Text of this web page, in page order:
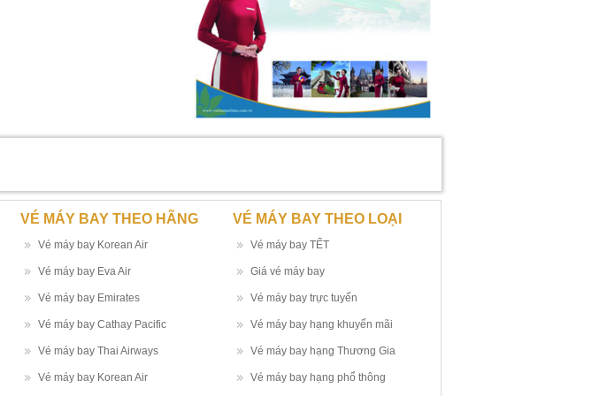
VÉ MÁY BAY THEO HÃNG
Vé máy bay Korean Air
Vé máy bay Eva Air
Vé máy bay Emirates
Vé máy bay Cathay Pacific
Vé máy bay Thai Airways
Vé máy bay Korean Air
VÉ MÁY BAY THEO LOẠI
Vé máy bay TẾT
Giá vé máy bay
Vé máy bay trực tuyến
Vé máy bay hạng khuyến mãi
Vé máy bay hạng Thương Gia
Vé máy bay hạng phổ thông